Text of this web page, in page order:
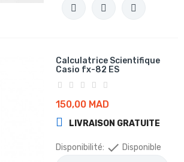
Calculatrice Scientifique
Casio fx-82 ES
150,00 MAD
LIVRAISON GRATUITE
Disponibilité:  Disponible